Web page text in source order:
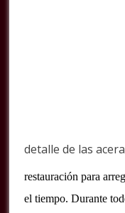
detalle de las
restauración para
el tiempo. Durante